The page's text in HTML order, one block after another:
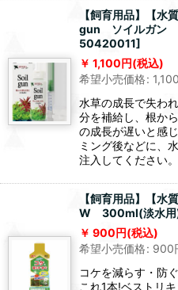
【飼育用品】【
gun ソイルガン
50420011]
1,100円(税込)
希望小売価格: 1,100
水草の成長で失わ
分を補給し、根か
の成長が遅いと感
ミング後などに、
注入してください
【飼育用品】【水
W 300ml(淡水用
900円(税込)
希望小売価格: 900
コケを減らす・防
これ1本!ベストリ